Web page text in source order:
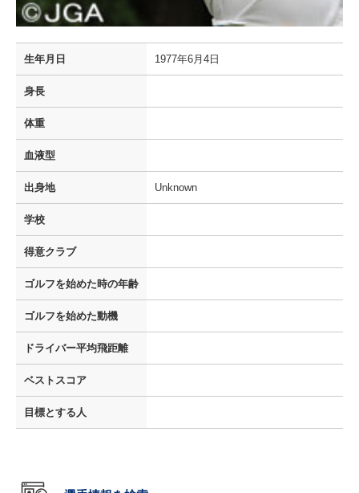
生年月日 1977年6月4日
身長
体重
血液型
出身地 Unknown
学校
得意クラブ
ゴルフを始めた時の年齢
ゴルフを始めた動機
ドライバー平均飛距離
ベストスコア
目標とする人